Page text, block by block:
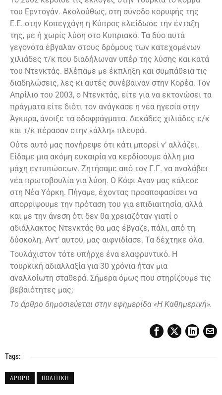
του Ερντογάν. Ακολούθως, στη σύνοδο κορυφής της
Ε.Ε. στην Κοπεγχάγη η Κύπρος κλείδωσε την ένταξη
της, με ή χωρίς λύση στο Κυπριακό. Τα δύο αυτά
γεγονότα έβγαλαν στους δρόμους των κατεχομένων
χιλιάδες τ/κ που διαδήλωναν υπέρ της λύσης και κατά
του Ντενκτάς. Βλέπαμε με έκπληξη και συμπάθεια τις
διαδηλώσεις, λες κι αυτές συνέβαιναν στην Κορέα. Τον
Απρίλιο του 2003, ο Ντενκτάς, είτε για να εκτονώσει τα
πράγματα είτε διότι τον ανάγκασε η νέα ηγεσία στην
Άγκυρα, άνοιξε τα οδοφράγματα. Δεκάδες χιλιάδες ε/κ
και τ/κ πέρασαν στην «άλλη» πλευρά.
Ούτε αυτό μας πονήρεψε ότι κάτι μπορεί ν’ αλλάζει.
Είδαμε μια ακόμη ευκαιρία να κερδίσουμε άλλη μια
μάχη εντυπώσεων. Ζητήσαμε από τον Γ.Γ. να αναλάβει
νέα πρωτοβουλία για λύση. Ο Κόφι Αναν μας κάλεσε
στη Νέα Υόρκη. Πήγαμε, έχοντας προαποφασίσει να
απορρίψουμε την πρόταση του για επιδιαιτησία, αλλά
και με την άνεση ότι δεν θα χρειαζόταν γιατί ο
αδιάλλακτος Ντενκτάς θα μας έβγαζε, πάλι, από τη
δύσκολη. Αντ’ αυτού, μας αιφνιδίασε. Τα δέχτηκε όλα.
Τουλάχιστον τότε υπήρχε ένα ελαφρυντικό. Η
τουρκική αδιαλλαξία για 30 χρόνια ήταν μια
αναλλοίωτη σταθερά. Σήμερα όμως που στηρίζουμε τις
βεβαιότητες μας;
Tο άρθρο δημοσιεύεται στην εφημερίδα «Η Καθημερινή».
Tags:
ΑΡΘΡΟ ΠΟΛΙΤΙΚΗ